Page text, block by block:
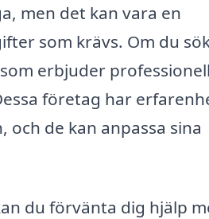
men det kan vara en
som krävs. Om du
erbjuder
företag har
de kan anpassa sina
du förvänta dig hjälp